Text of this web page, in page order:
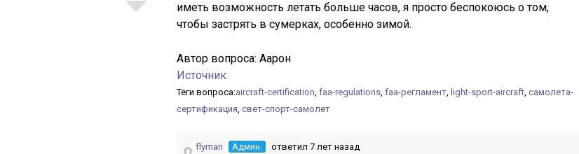
иметь возможность летать больше часов, я просто беспокоюсь о том,
чтобы застрять в сумерках, особенно зимой.
Автор вопроса: Аарон
Источник
Теги вопроса:aircraft-certification, faa-regulations, faa-регламент, light-sport-aircraft, самолета-
сертификация, свет-спорт-самолет
flyman Админ. ответил 7 лет назад